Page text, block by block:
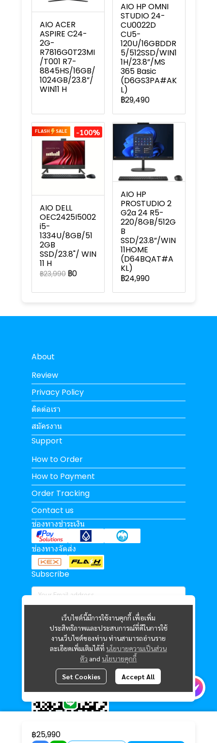
AIO ACER
ASPIRE C24-
2G-
R7816G0T23MI
/T001 R7-
8845HS/16GB/
1024GB/23.8”/
WIN11 H
AIO HP OMNI
STUDIO 24-
CU0022D
CU5-
120U/16GBDDR
5/512SSD/WIN1
1H/23.8”/MS
365 Basic
(D6GS3PA#AK
L)
฿29,490
FLASH SALE -100%
AIO DELL
OEC2425I5002
i5-
1334U/8GB/51
2GB
SSD/23.8"/ WIN
11 H
฿23,990 ฿0
AIO HP
PROSTUDIO 2
G2a 24 R5-
220/8GB/512G
B
SSD/23.8”/WIN
11HOME
(D64BQAT#A
KL)
฿24,990
฿25,990
เว็บไซต์นี้มีการใช้งานคุกกี้ เพื่อเพิ่ม
ประสิทธิภาพและประสบการณ์ที่ดีในการใช้
งานเว็บไซต์ของท่าน ท่านสามารถอ่านราย
ละเอียดเพิ่มเติมได้ที่ นโยบายความเป็นส่วน
ตัว and นโยบายคุกกี้
Set Cookies Accept All
About
Review
Privacy Policy
ติดต่อเรา
สมัครงาน
Support
How to Order
How to Payment
Order Tracking
Contact us
ช่องทางชำระเงิน
ช่องทางจัดส่ง
Subscribe
Subscribe
@technocom